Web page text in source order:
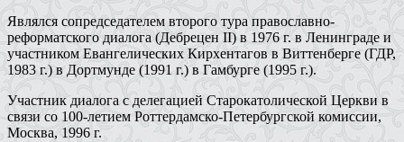
Являлся сопредседателем второго тура православно-
реформатского диалога (Дебрецен II) в 1976 г. в Ленинграде и
участником Евангелических Кирхентагов в Виттенберге (ГДР,
1983 г.) в Дортмунде (1991 г.) в Гамбурге (1995 г.).
Участник диалога с делегацией Старокатолической Церкви в
связи со 100-летием Роттердамско-Петербургской комиссии,
Москва, 1996 г.